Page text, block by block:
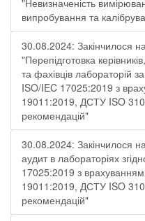
"Невизначеність
випробування та
30.08.2024: Закінчилося
"Перепідготовка
та фахівців лабораторій
ISO/IEC 17025:2019 з
19011:2019, ДСТУ ISO
рекомендацій"
30.08.2024: Закінчилося
аудит в лабораторіях
17025:2019 з
19011:2019, ДСТУ ISO
рекомендацій"